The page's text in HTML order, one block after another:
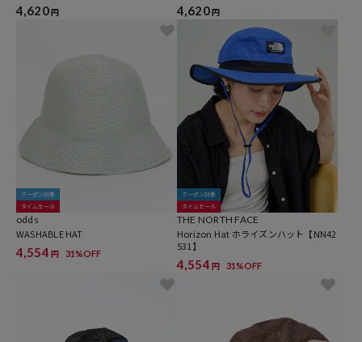
4,620円 4,620円
クーポン対象
タイムセール
odds
WASHABLE HAT
4,554 円 31%OFF
クーポン対象
タイムセール
THE NORTH FACE
Horizon Hat ホライズンハット【NN42
531】
4,554 円 31%OFF